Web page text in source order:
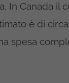
In Canada il
è di
spesa